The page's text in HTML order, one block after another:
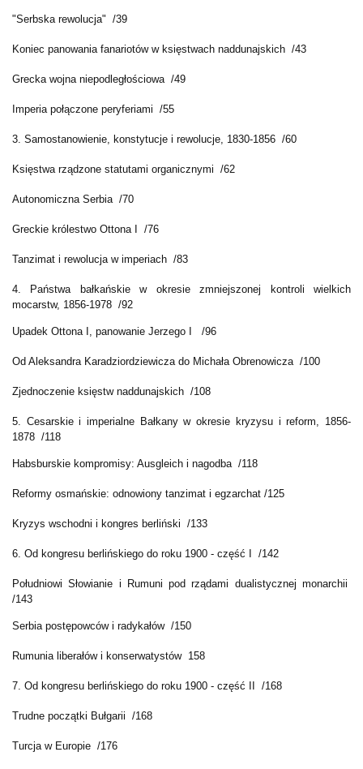
"Serbska rewolucja" /39
Koniec panowania fanariotów w księstwach naddunajskich /43
Grecka wojna niepodległościowa /49
Imperia połączone peryferiami /55
3. Samostanowienie, konstytucje i rewolucje, 1830-1856 /60
Księstwa rządzone statutami organicznymi /62
Autonomiczna Serbia /70
Greckie królestwo Ottona I /76
Tanzimat i rewolucja w imperiach /83
4. Państwa bałkańskie w okresie zmniejszonej kontroli wielkich
mocarstw, 1856-1978 /92
Upadek Ottona I, panowanie Jerzego I /96
Od Aleksandra Karadziordziewicza do Michała Obrenowicza /100
Zjednoczenie księstw naddunajskich /108
5. Cesarskie i imperialne Bałkany w okresie kryzysu i reform, 1856-
1878 /118
Habsburskie kompromisy: Ausgleich i nagodba /118
Reformy osmańskie: odnowiony tanzimat i egzarchat /125
Kryzys wschodni i kongres berliński /133
6. Od kongresu berlińskiego do roku 1900 - część I /142
Południowi Słowianie i Rumuni pod rządami dualistycznej monarchii
/143
Serbia postępowców i radykałów /150
Rumunia liberałów i konserwatystów 158
7. Od kongresu berlińskiego do roku 1900 - część II /168
Trudne początki Bułgarii /168
Turcja w Europie /176